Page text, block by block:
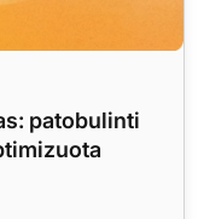
patobulinti